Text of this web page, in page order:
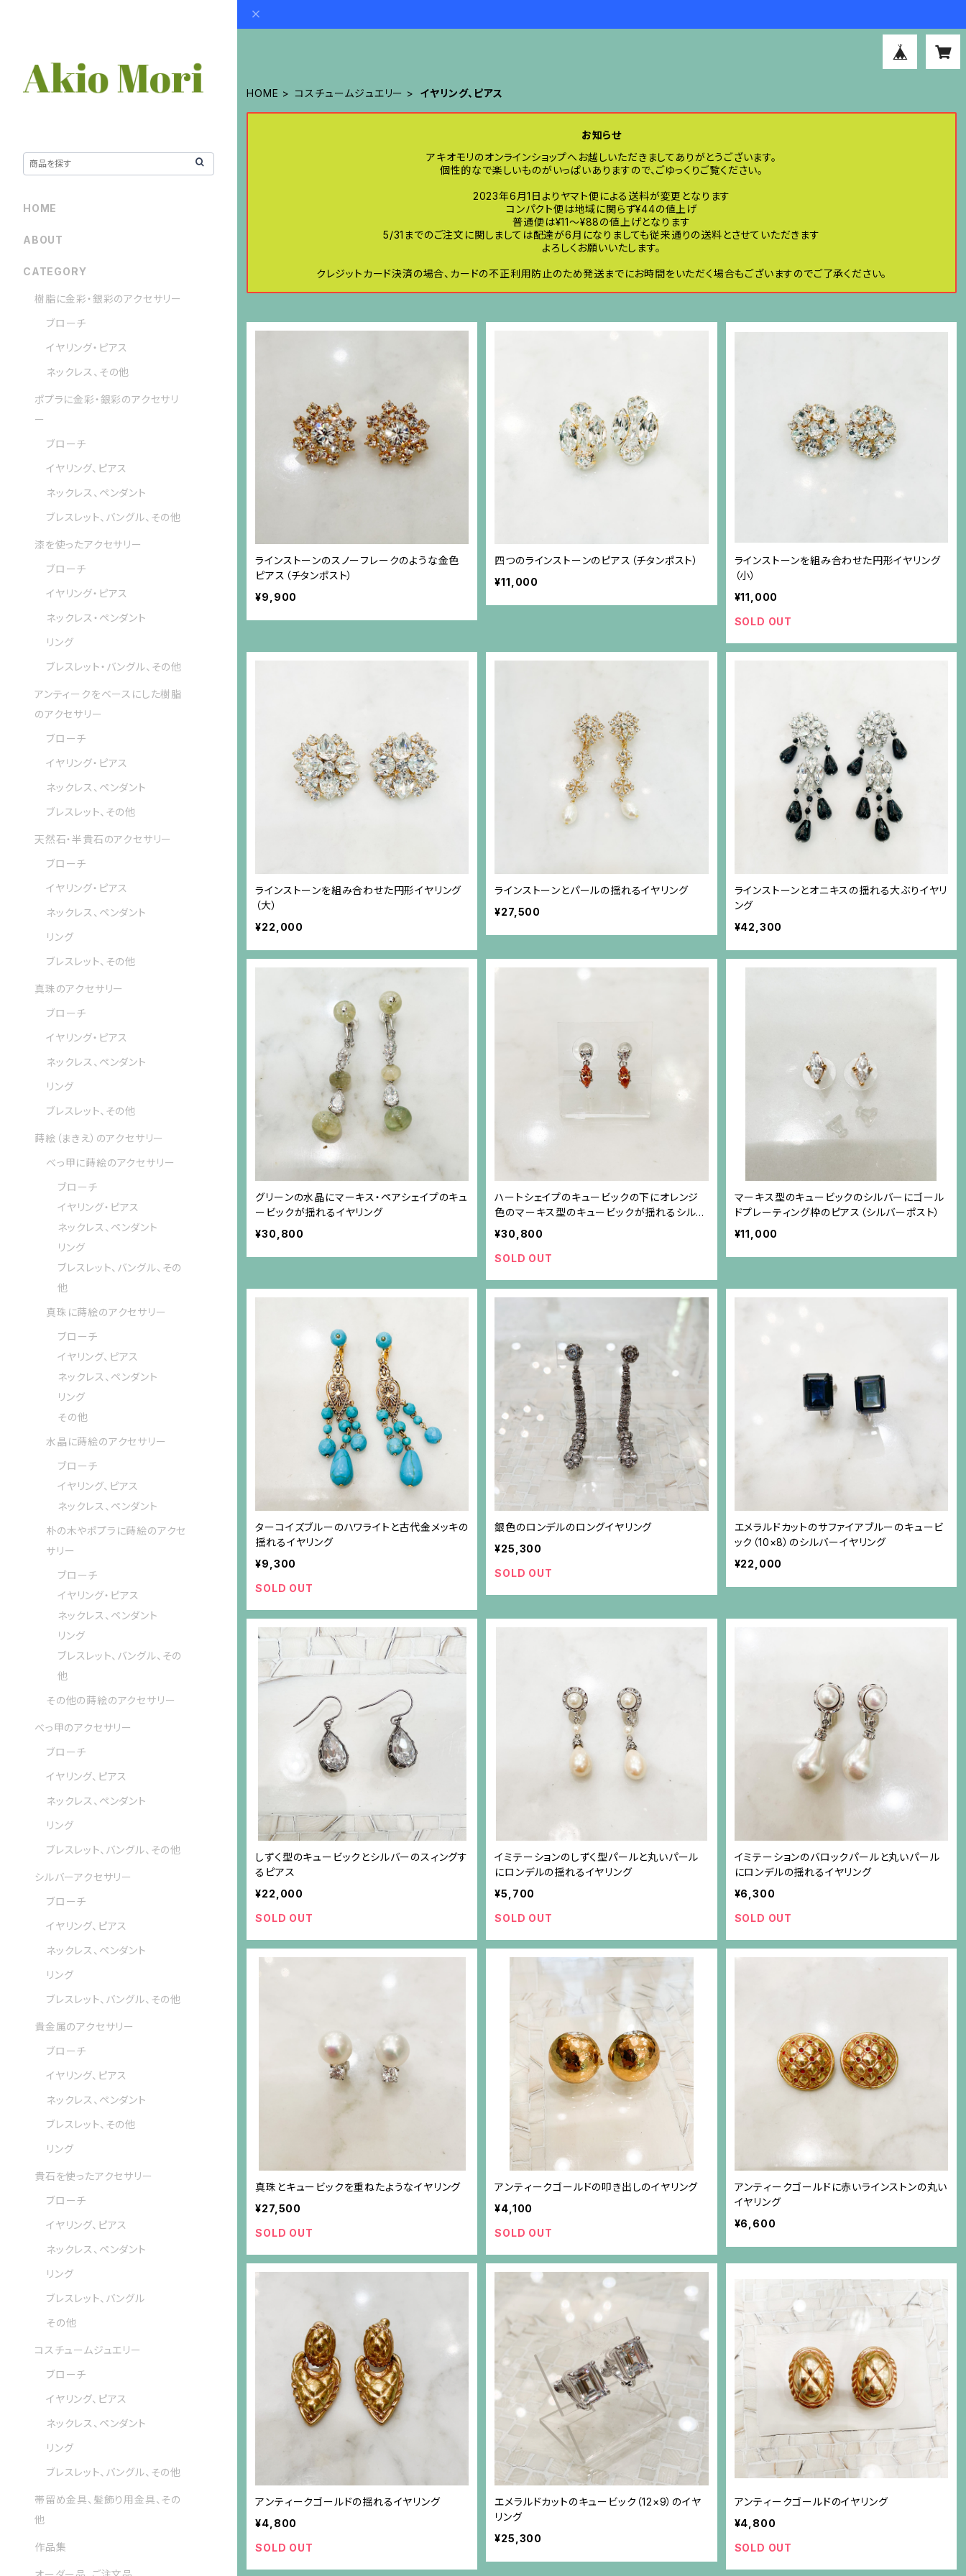
HOME コスチュームジュエリー イヤリング、ピアス
お知らせ
アキオモリのオンラインショップへお越しいただきましてありがとうございます。
個性的なで楽しいものがいっぱいありますので、ごゆっくりご覧ください。
2023年6月1日よりヤマト便による送料が変更となります
コンパクト便は地域に関らず¥44の値上げ
普通便は¥11〜¥88の値上げとなります
5/31までのご注文に関しましては配達が6月になりましても従来通りの送料とさせていただきます
よろしくお願いいたします。
クレジットカード決済の場合、カードの不正利用防止のため発送までにお時間をいただく場合もございますのでご了承ください。
ラインストーンのスノーフレークのような金色
ピアス（チタンポスト）
¥9,900
四つのラインストーンのピアス（チタンポスト）
¥11,000
ラインストーンを組み合わせた円形イヤリング
（小）
¥11,000
SOLD OUT
ラインストーンを組み合わせた円形イヤリング
（大）
¥22,000
ラインストーンとパールの揺れるイヤリング
¥27,500
ラインストーンとオニキスの揺れる大ぶりイヤリ
ング
¥42,300
グリーンの水晶にマーキス・ペアシェイプのキュ
ービックが揺れるイヤリング
¥30,800
ハートシェイプのキュービックの下にオレンジ
色のマーキス型のキュービックが揺れるシルバ
ー枠ピアス（シルバーポスト）
¥30,800
SOLD OUT
マーキス型のキュービックのシルバーにゴール
ドプレーティング枠のピアス（シルバーポスト）
¥11,000
ターコイズブルーのハワライトと古代金メッキの
揺れるイヤリング
¥9,300
SOLD OUT
銀色のロンデルのロングイヤリング
¥25,300
SOLD OUT
エメラルドカットのサファイアブルーのキュービ
ック（10×8）のシルバーイヤリング
¥22,000
しずく型のキュービックとシルバーのスィングす
るピアス
¥22,000
SOLD OUT
イミテーションのしずく型パールと丸いパール
にロンデルの揺れるイヤリング
¥5,700
SOLD OUT
イミテーションのバロックパールと丸いパール
にロンデルの揺れるイヤリング
¥6,300
SOLD OUT
真珠とキュービックを重ねたようなイヤリング
¥27,500
SOLD OUT
アンティークゴールドの叩き出しのイヤリング
¥4,100
SOLD OUT
アンティークゴールドに赤いラインストンの丸い
イヤリング
¥6,600
アンティークゴールドの揺れるイヤリング
¥4,800
SOLD OUT
エメラルドカットのキュービック（12×9）のイヤ
リング
¥25,300
アンティークゴールドのイヤリング
¥4,800
SOLD OUT
HOME
ABOUT
CATEGORY
樹脂に金彩・銀彩のアクセサリー
ブローチ
イヤリング・ピアス
ネックレス、その他
ポプラに金彩・銀彩のアクセサリ
ー
ブローチ
イヤリング、ピアス
ネックレス、ペンダント
ブレスレット、バングル、その他
漆を使ったアクセサリー
ブローチ
イヤリング・ピアス
ネックレス・ペンダント
リング
ブレスレット・バングル、その他
アンティークをベースにした樹脂
のアクセサリー
ブローチ
イヤリング・ピアス
ネックレス、ペンダント
ブレスレット、その他
天然石・半貴石のアクセサリー
ブローチ
イヤリング・ピアス
ネックレス、ペンダント
リング
ブレスレット、その他
真珠のアクセサリー
ブローチ
イヤリング・ピアス
ネックレス、ペンダント
リング
ブレスレット、その他
蒔絵（まきえ）のアクセサリー
べっ甲に蒔絵のアクセサリー
ブローチ
イヤリング・ピアス
ネックレス、ペンダント
リング
ブレスレット、バングル、その
他
真珠に蒔絵のアクセサリー
ブローチ
イヤリング、ピアス
ネックレス、ペンダント
リング
その他
水晶に蒔絵のアクセサリー
ブローチ
イヤリング、ピアス
ネックレス、ペンダント
朴の木やポプラに蒔絵のアクセ
サリー
ブローチ
イヤリング・ピアス
ネックレス、ペンダント
リング
ブレスレット、バングル、その
他
その他の蒔絵のアクセサリー
べっ甲のアクセサリー
ブローチ
イヤリング、ピアス
ネックレス、ペンダント
リング
ブレスレット、バングル、その他
シルバーアクセサリー
ブローチ
イヤリング、ピアス
ネックレス、ペンダント
リング
ブレスレット、バングル、その他
貴金属のアクセサリー
ブローチ
イヤリング、ピアス
ネックレス、ペンダント
ブレスレット、その他
リング
貴石を使ったアクセサリー
ブローチ
イヤリング、ピアス
ネックレス、ペンダント
リング
ブレスレット、バングル
その他
コスチュームジュエリー
ブローチ
イヤリング、ピアス
ネックレス、ペンダント
リング
ブレスレット、バングル、その他
帯留め金具、髪飾り用金具、その
他
作品集